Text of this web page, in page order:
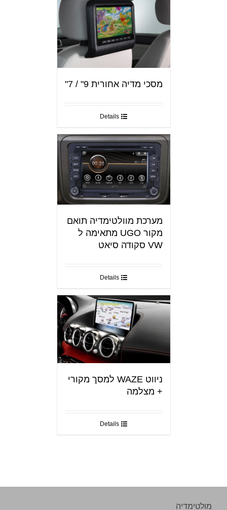
מסכי מדיה אחורית 9" / 7"
Details
מערכת מוולטימדיה תואם
מקור UGO מתאימה ל
VW סקודה סיאט
Details
ניווט WAZE למסך מקורי
+ מצלמה
Details
מולטימדיה